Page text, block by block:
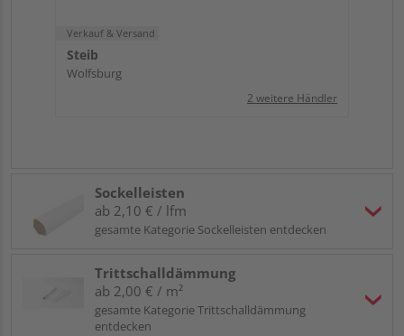
Verkauf & Versand
Steib
Wolfsburg
2 weitere Händler
Sockelleisten
ab 2,10 € / lfm
gesamte Kategorie Sockelleisten entdecken
Trittschalldämmung
ab 2,00 € / m²
gesamte Kategorie Trittschalldämmung
entdecken